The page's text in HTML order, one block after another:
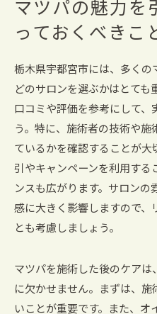
マツパの魅力を
っておくべきこ
栃木県宇都宮市には、多くの
どのサロンを選ぶかはとても
口コミや評価を参考にして、
う。特に、施術者の技術や施
ているかを確認することが
引やキャンペーンを利用する
ンスも広がります。サロンの
感に大きく影響しますので、
とも考慮しましょう。
マツパを施術した後のケア
に欠かせません。まずは、
いことが重要です。また、オ